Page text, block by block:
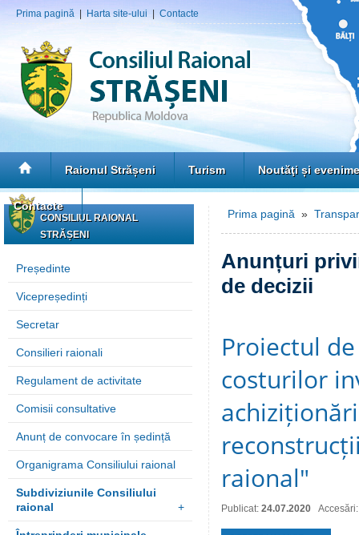
Prima pagină Harta site-ului Contacte
Raionul Strășeni Turism Noutăţi și
Contacte
CONSILIUL RAIONAL
STRĂȘENI
Președinte
Vicepreședinți
Secretar
Consilieri raionali
Regulament de activitate
Comisii consultative
Anunț de convocare în ședință
Organigrama Consiliului raional
Subdiviziunile Consiliului
raional
+
Prima pagină »
Anunțuri
de decizii
Proiectul
costurilor
raional"
Publicat: 24.07.2020